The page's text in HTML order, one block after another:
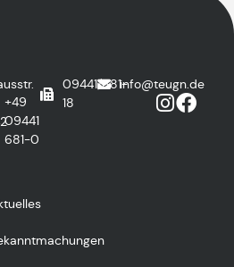
+49
09441
681-0
09441/681-
18
info@teugn.de